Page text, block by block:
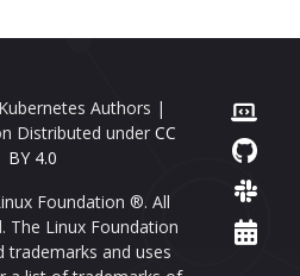
Authors |
Distributed under CC
BY 4.0
Foundation ®. All
The Linux Foundation
trademarks and uses